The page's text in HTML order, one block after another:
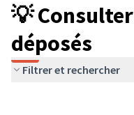
💡
déposés
Filtrer et rechercher